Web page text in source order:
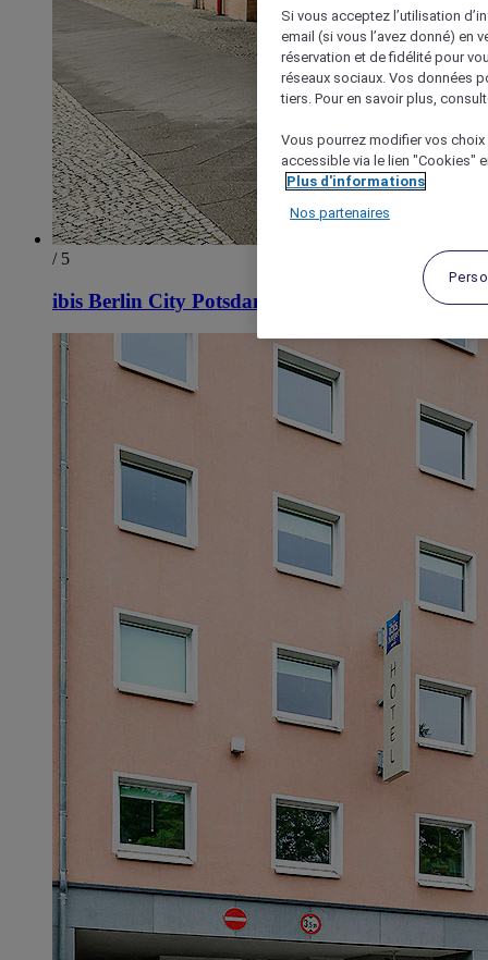
/ 5
ibis Berlin City Potsdamer Platz
Si vous acceptez l’utilisation
email (si vous l’avez donné) en
réservation et de fidélité pour
réseaux sociaux. Vos données
tiers. Pour en savoir plus,
Vous pourrez modifier vos
accessible via le lien "Cookies"
Plus d'informations
Nos partenaires